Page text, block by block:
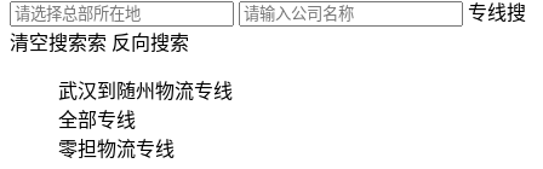
专线搜
索 反向搜索
清空搜索
武汉到随州物流专线
全部专线
零担物流专线